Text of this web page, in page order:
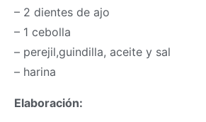
– 2 dientes de ajo
– 1 cebolla
– perejil,guindilla, aceite y sal
– harina
Elaboración: